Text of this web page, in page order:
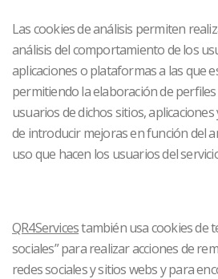
Las cookies de análisis permiten
análisis del comportamiento de los
aplicaciones o plataformas a las que
permitiendo la elaboración de
usuarios de dichos sitios,
de introducir mejoras en función del
uso que hacen los usuarios del
QR4Servicestambién usa cookies de
sociales” para realizar acciones de
redes sociales y sitios webs y para